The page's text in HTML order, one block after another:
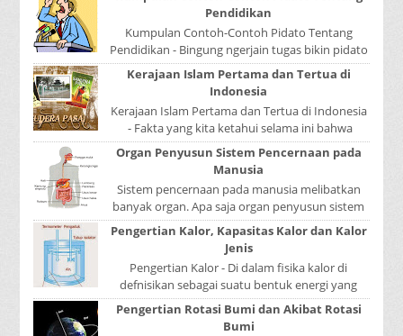
Pendidikan
Kumpulan Contoh-Contoh Pidato Tentang
Pendidikan - Bingung ngerjain tugas bikin pidato
sekolah? Atau sedang nyari kumpulan contoh-
contoh ...
Kerajaan Islam Pertama dan Tertua di
Indonesia
Kerajaan Islam Pertama dan Tertua di Indonesia
- Fakta yang kita ketahui selama ini bahwa
kerajaan Samudera Pasai merupakan kerajaan ...
Organ Penyusun Sistem Pencernaan pada
Manusia
Sistem pencernaan pada manusia melibatkan
banyak organ. Apa saja organ penyusun sistem
pencernaan pada manusia ? Organ penyusun
sistem p...
Pengertian Kalor, Kapasitas Kalor dan Kalor
Jenis
Pengertian Kalor - Di dalam fisika kalor di
defnisikan sebagai suatu bentuk energi yang
dapat berpindah atau mengalir dari benda yang
...
Pengertian Rotasi Bumi dan Akibat Rotasi
Bumi